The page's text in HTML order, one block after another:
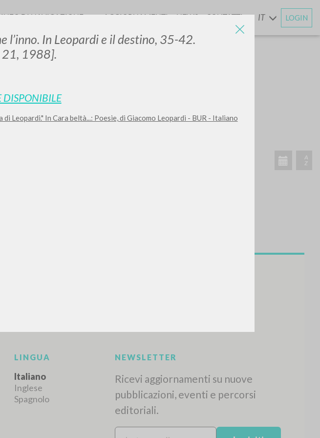
l’inno. In Leopardi e il destino, 35-42.
21, 1988].
DISPONIBILE
Leopardi." In Cara beltà...: Poesie, di Giacomo Leopardi - BUR - Italiano
INFO DI NAVIGAZIONE AGGIORNAMENTIENEWS CONTATTI IT LOGIN
laRICERCA AVANZATA »
tipologia
LINGUA NEWSLETTER
Ricevi aggiornamenti su nuove